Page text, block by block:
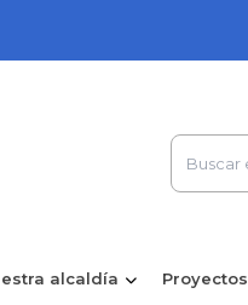
alcaldía Proyectos